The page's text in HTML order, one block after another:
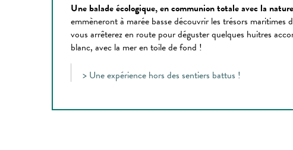
Une balade écologique, en communion totale avec la nature
emmèneront à marée basse découvrir les trésors maritimes
vous arrêterez en route pour déguster quelques huitres
blanc, avec la mer en toile de fond !
> Une expérience hors des sentiers battus !